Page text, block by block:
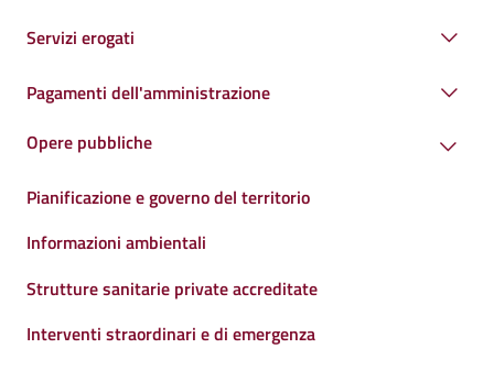
Servizi erogati
Pagamenti dell'amministrazione
Opere pubbliche
Pianificazione e governo del territorio
Informazioni ambientali
Strutture sanitarie private accreditate
Interventi straordinari e di emergenza